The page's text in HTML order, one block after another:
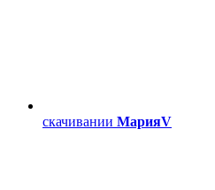
скачивании МарияV